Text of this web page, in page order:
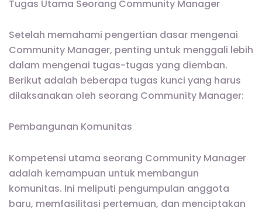
Tugas Utama Seorang Community Manager
Setelah memahami pengertian dasar mengenai
Community Manager, penting untuk menggali lebih
dalam mengenai tugas-tugas yang diemban.
Berikut adalah beberapa tugas kunci yang harus
dilaksanakan oleh seorang Community Manager:
Pembangunan Komunitas
Kompetensi utama seorang Community Manager
adalah kemampuan untuk membangun
komunitas. Ini meliputi pengumpulan anggota
baru, memfasilitasi pertemuan, dan menciptakan